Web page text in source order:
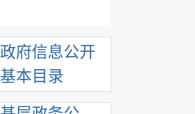
政府信息公开
基本目录